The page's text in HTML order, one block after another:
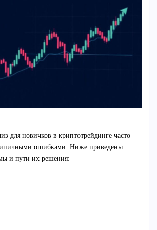
для новичков в криптотрейдинге часто
ошибками. Ниже приведены
и пути их решения: